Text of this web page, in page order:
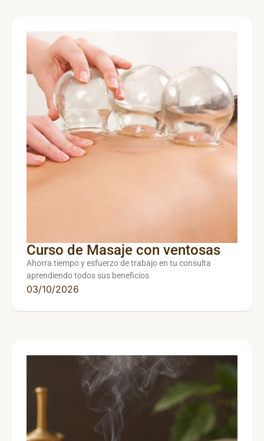
Curso de Masaje con ventosas
Ahorra tiempo y esfuerzo de trabajo en tu consulta
aprendiendo todos sus beneficios
03/10/2026